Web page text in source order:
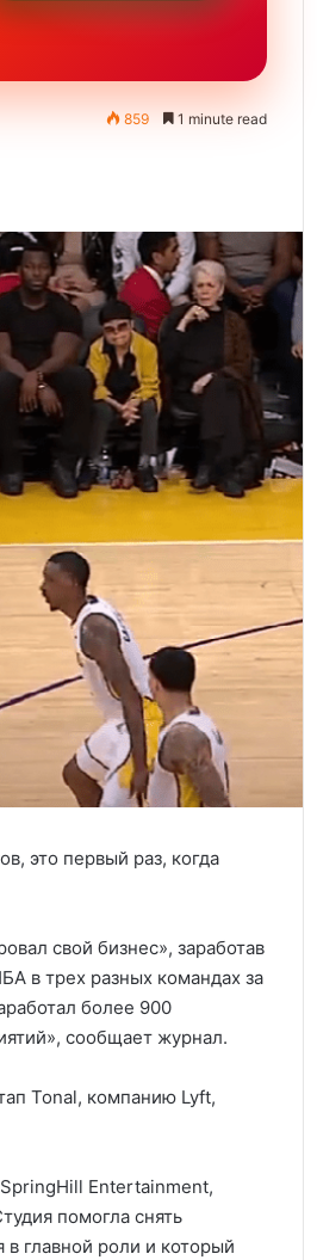
859 1 minute read
это первый раз, когда
свой бизнес», заработав
в трех разных командах за
более 900
сообщает журнал.
Tonal, компанию Lyft,
Entertainment,
помогла снять
главной роли и который